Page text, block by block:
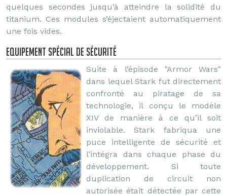
quelques secondes jusqu’à atteindre la solidité du
titanium. Ces modules s’éjectaient automatiquement
une fois vides.
Equipement spécial de sécurité
Suite à l’épisode "Armor Wars"
dans lequel Stark fut directement
confronté au piratage de sa
technologie, il conçu le modèle
XIV de manière à ce qu’il soit
inviolable. Stark fabriqua une
puce intelligente de sécurité et
l’intégra dans chaque phase du
développement. Si toute
duplication de circuit non
autorisée était détectée par cette